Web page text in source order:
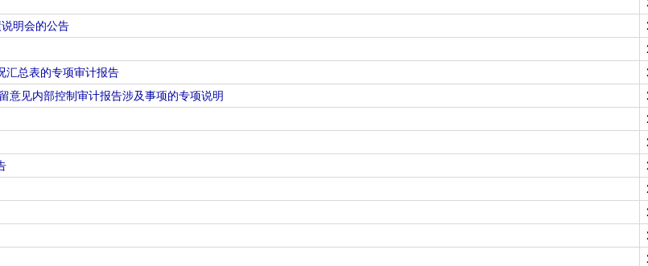
明会的公告
汇总表的专项审计报告
意见内部控制审计报告涉及事项的专项说明